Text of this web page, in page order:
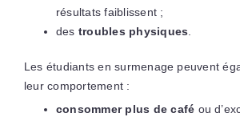
résultats faiblissent ;
des troubles physiques
Les étudiants en surmenage peuvent
leur comportement :
consommer plus de café ou